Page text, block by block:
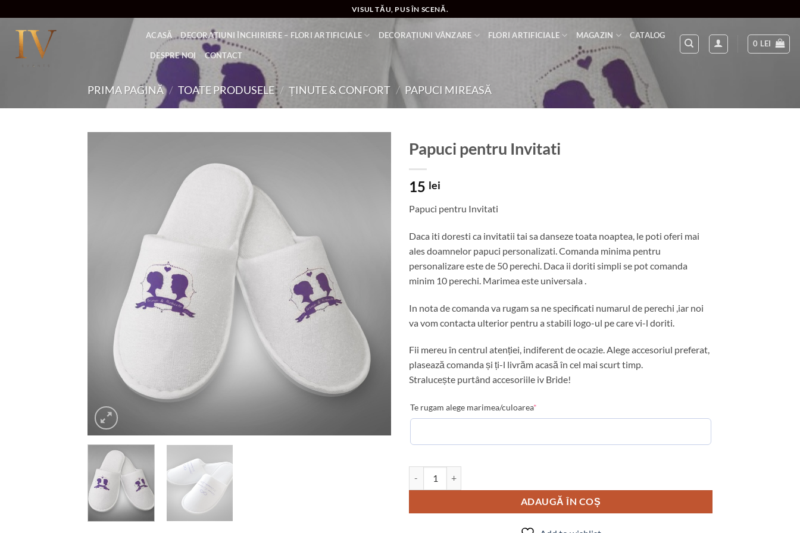
to
content
VISUL TĂU, PUS ÎN SCENĂ.
ACASĂ DECORAȚIUNI ÎNCHIRIERE – FLORI ARTIFICIALE DECORAȚIUNI VÂNZARE FLORI ARTIFICIALE MAGAZIN CATALOG
DESPRE NOI CONTACT
0 LEI
PRIMA PAGINĂ / TOATE PRODUSELE / ȚINUTE & CONFORT / PAPUCI MIREASĂ
Papuci pentru Invitati
15 lei
Papuci pentru Invitati
Daca iti doresti ca invitatii tai sa danseze toata noaptea, le poti oferi mai
ales doamnelor papuci personalizati. Comanda minima pentru
personalizare este de 50 perechi. Daca ii doriti simpli se pot comanda
minim 10 perechi. Marimea este universala .
In nota de comanda va rugam sa ne specificati numarul de perechi ,iar noi
va vom contacta ulterior pentru a stabili logo-ul pe care vi-l doriti.
Fii mereu în centrul atenției, indiferent de ocazie. Alege accesoriul preferat,
plasează comanda și ți-l livrăm acasă în cel mai scurt timp.
Stralucește purtând accesoriile iv Bride!
Te rugam alege marimea/culoarea*
ADAUGĂ ÎN COȘ